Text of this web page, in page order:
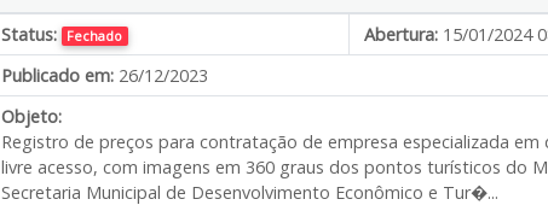
Status: Fechado Abertura: 15/01/2024
Publicado em: 26/12/2023
Objeto:
Registro de preços para contratação de empresa especializada
livre acesso, com imagens em 360 graus dos pontos turísticos do
Secretaria Municipal de Desenvolvimento Econômico e Tur�...